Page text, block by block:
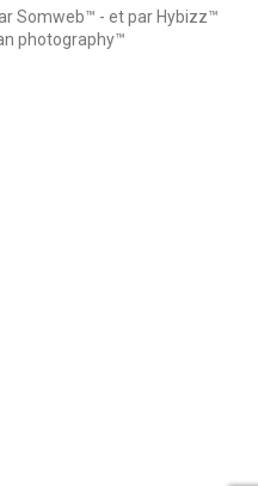
Somweb™ - et par Hybizz™
photography™